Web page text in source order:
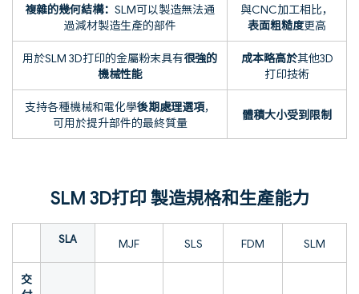
複雜的幾何結構： SLM可以製造無法通
過減材製造生產的部件
與CNC加工相比，
表面粗糙度更高
用於SLM 3D打印的金屬粉末具有很強的
機械性能
成本略高於其他3D
打印技術
支持各種機械和電化學後期處理選項，
可用於提升部件的最終質量
體積大小受到限制
SLM 3D打印 製造規格和生產能力
SLA MJF SLS FDM SLM
交